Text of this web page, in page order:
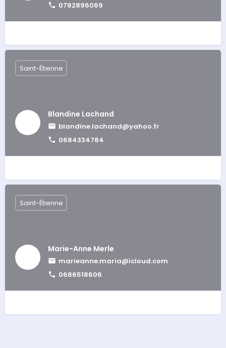
0782896069
Blandine Lachand
blandine.lachand@yahoo.fr
0684334784
Saint-Étienne
Marie-Anne Merle
marieanne.maria@icloud.com
0686518606
Saint-Étienne